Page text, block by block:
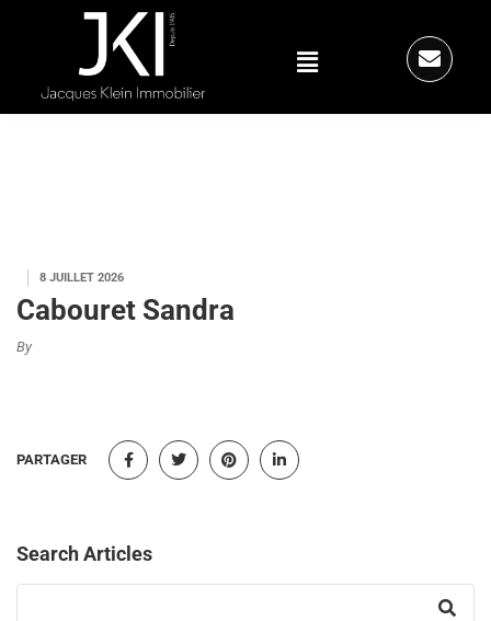
8 JUILLET 2026
Cabouret Sandra
By
PARTAGER
Search Articles